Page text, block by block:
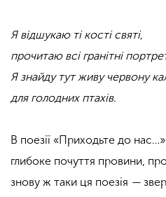
Я відшукаю ті кості святі,
прочитаю всі гранітні
Я знайду тут живу червону
для голодних птахів.
В поезії «Приходьте до
глибоке почуття провини,
знову ж таки ця поезія —